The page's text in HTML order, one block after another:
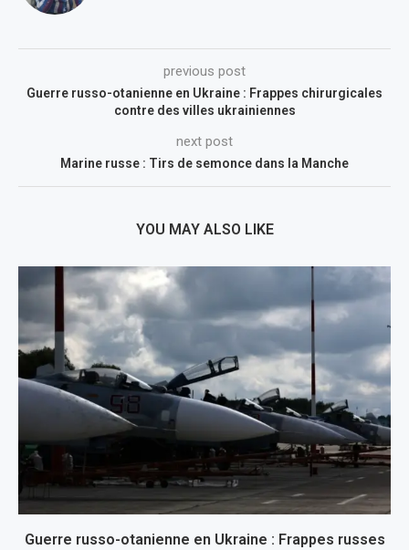
previous post
Guerre russo-otanienne en Ukraine : Frappes chirurgicales
contre des villes ukrainiennes
next post
Marine russe : Tirs de semonce dans la Manche
YOU MAY ALSO LIKE
Guerre russo-otanienne en Ukraine : Frappes russes